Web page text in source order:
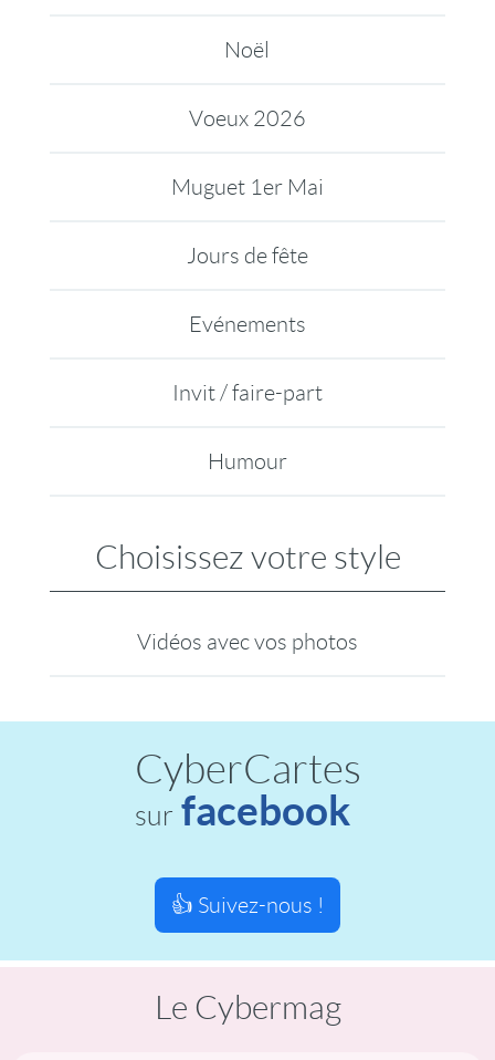
Noël
Voeux 2026
Muguet 1er Mai
Jours de fête
Evénements
Invit / faire-part
Humour
Choisissez votre style
Vidéos avec vos photos
CyberCartes
sur facebook
👍 Suivez-nous !
Le Cybermag